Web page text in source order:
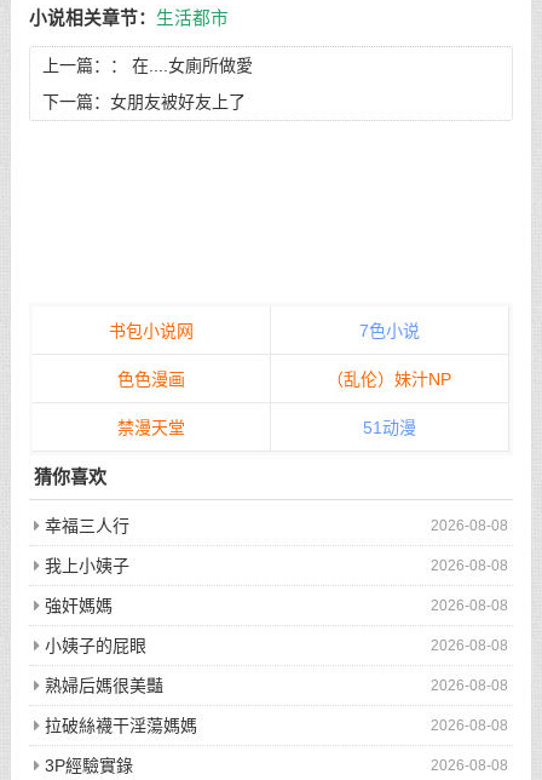
小说相关章节： 生活都市
上一篇：： 在....女廁所做愛
下一篇： 女朋友被好友上了
书包小说网 7色小说
色色漫画 （乱伦）妹汁NP
禁漫天堂 51动漫
猜你喜欢
2026-08-08
幸福三人行
2026-08-08
我上小姨子
2026-08-08
強奸媽媽
2026-08-08
小姨子的屁眼
2026-08-08
熟婦后媽很美豔
2026-08-08
拉破絲襪干淫蕩媽媽
2026-08-08
3P經驗實錄